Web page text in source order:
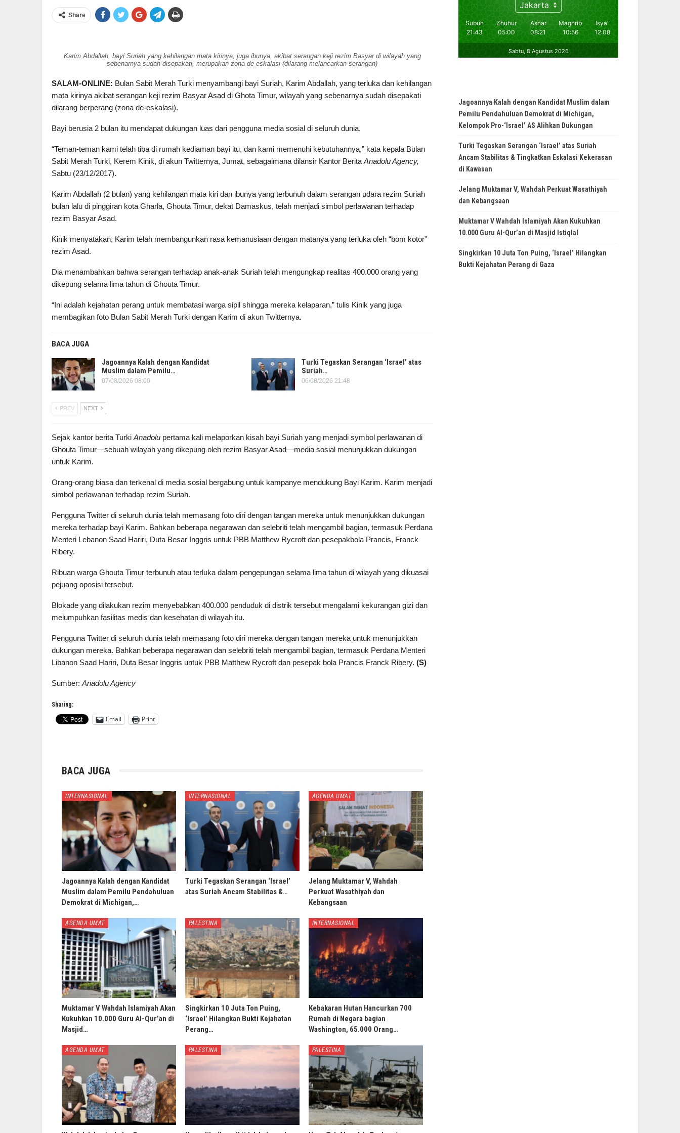
Share
Karim Abdallah, bayi Suriah yang kehilangan mata kirinya, juga ibunya, akibat serangan keji rezim Basyar di wilayah yang
sebenarnya sudah disepakati, merupakan zona de-eskalasi (dilarang melancarkan serangan)
SALAM-ONLINE: Bulan Sabit Merah Turki menyambangi bayi Suriah, Karim Abdallah, yang terluka dan kehilangan
mata kirinya akibat serangan keji rezim Basyar Asad di Ghota Timur, wilayah yang sebenarnya sudah disepakati
dilarang berperang (zona de-eskalasi).
Bayi berusia 2 bulan itu mendapat dukungan luas dari pengguna media sosial di seluruh dunia.
“Teman-teman kami telah tiba di rumah kediaman bayi itu, dan kami memenuhi kebutuhannya,” kata kepala Bulan
Sabit Merah Turki, Kerem Kinik, di akun Twitternya, Jumat, sebagaimana dilansir Kantor Berita Anadolu Agency,
Sabtu (23/12/2017).
Karim Abdallah (2 bulan) yang kehilangan mata kiri dan ibunya yang terbunuh dalam serangan udara rezim Suriah
bulan lalu di pinggiran kota Gharla, Ghouta Timur, dekat Damaskus, telah menjadi simbol perlawanan terhadap
rezim Basyar Asad.
Kinik menyatakan, Karim telah membangunkan rasa kemanusiaan dengan matanya yang terluka oleh “bom kotor”
rezim Asad.
Dia menambahkan bahwa serangan terhadap anak-anak Suriah telah mengungkap realitas 400.000 orang yang
dikepung selama lima tahun di Ghouta Timur.
“Ini adalah kejahatan perang untuk membatasi warga sipil shingga mereka kelaparan,” tulis Kinik yang juga
membagikan foto Bulan Sabit Merah Turki dengan Karim di akun Twitternya.
BACA JUGA
Jagoannya Kalah dengan Kandidat
Muslim dalam Pemilu…
07/08/2026 08:00
Turki Tegaskan Serangan ‘Israel’ atas
Suriah…
06/08/2026 21:48
PREV NEXT
Sejak kantor berita Turki Anadolu pertama kali melaporkan kisah bayi Suriah yang menjadi symbol perlawanan di
Ghouta Timur—sebuah wilayah yang dikepung oleh rezim Basyar Asad—media sosial menunjukkan dukungan
untuk Karim.
Orang-orang biasa dan terkenal di media sosial bergabung untuk kampanye mendukung Bayi Karim. Karim menjadi
simbol perlawanan terhadap rezim Suriah.
Pengguna Twitter di seluruh dunia telah memasang foto diri dengan tangan mereka untuk menunjukkan dukungan
mereka terhadap bayi Karim. Bahkan beberapa negarawan dan selebriti telah mengambil bagian, termasuk Perdana
Menteri Lebanon Saad Hariri, Duta Besar Inggris untuk PBB Matthew Rycroft dan pesepakbola Prancis, Franck
Ribery.
Ribuan warga Ghouta Timur terbunuh atau terluka dalam pengepungan selama lima tahun di wilayah yang dikuasai
pejuang oposisi tersebut.
Blokade yang dilakukan rezim menyebabkan 400.000 penduduk di distrik tersebut mengalami kekurangan gizi dan
melumpuhkan fasilitas medis dan kesehatan di wilayah itu.
Pengguna Twitter di seluruh dunia telah memasang foto diri mereka dengan tangan mereka untuk menunjukkan
dukungan mereka. Bahkan beberapa negarawan dan selebriti telah mengambil bagian, termasuk Perdana Menteri
Libanon Saad Hariri, Duta Besar Inggris untuk PBB Matthew Rycroft dan pesepak bola Prancis Franck Ribery. (S)
Sumber: Anadolu Agency
Sharing:
Email Print
BACA JUGA
INTERNASIONAL
Jagoannya Kalah dengan Kandidat
Muslim dalam Pemilu Pendahuluan
Demokrat di Michigan,…
INTERNASIONAL
Turki Tegaskan Serangan ‘Israel’
atas Suriah Ancam Stabilitas &…
AGENDA UMAT
Jelang Muktamar V, Wahdah
Perkuat Wasathiyah dan
Kebangsaan
AGENDA UMAT
Muktamar V Wahdah Islamiyah Akan
Kukuhkan 10.000 Guru Al-Qur’an di
Masjid…
PALESTINA
Singkirkan 10 Juta Ton Puing,
‘Israel’ Hilangkan Bukti Kejahatan
Perang…
INTERNASIONAL
Kebakaran Hutan Hancurkan 700
Rumah di Negara bagian
Washington, 65.000 Orang…
AGENDA UMAT PALESTINA PALESTINA
Jagoannya Kalah dengan Kandidat Muslim dalam
Pemilu Pendahuluan Demokrat di Michigan,
Kelompok Pro-‘Israel’ AS Alihkan Dukungan
Turki Tegaskan Serangan ‘Israel’ atas Suriah
Ancam Stabilitas & Tingkatkan Eskalasi Kekerasan
di Kawasan
Jelang Muktamar V, Wahdah Perkuat Wasathiyah
dan Kebangsaan
Muktamar V Wahdah Islamiyah Akan Kukuhkan
10.000 Guru Al-Qur’an di Masjid Istiqlal
Singkirkan 10 Juta Ton Puing, ‘Israel’ Hilangkan
Bukti Kejahatan Perang di Gaza